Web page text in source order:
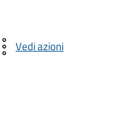
Vedi azioni